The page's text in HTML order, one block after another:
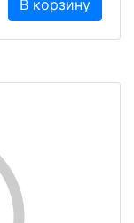
В корзину